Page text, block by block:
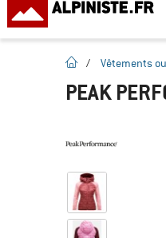
Page d'accueil
/ Vêtements
PEAK